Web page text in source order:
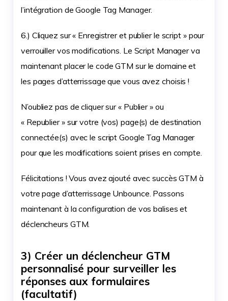
l’intégration de Google Tag Manager.
6.) Cliquez sur « Enregistrer et publier le script » pour
verrouiller vos modifications. Le Script Manager va
maintenant placer le code GTM sur le domaine et
les pages d’atterrissage que vous avez choisis !
N’oubliez pas de cliquer sur « Publier » ou
« Republier » sur votre (vos) page(s) de destination
connectée(s) avec le script Google Tag Manager
pour que les modifications soient prises en compte.
Félicitations ! Vous avez ajouté avec succès GTM à
votre page d’atterrissage Unbounce. Passons
maintenant à la configuration de vos balises et
déclencheurs GTM.
3) Créer un déclencheur GTM
personnalisé pour surveiller les
réponses aux formulaires
(facultatif)